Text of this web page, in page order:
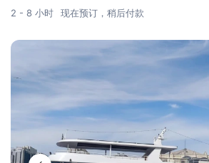
2 - 8 小时 现在预订，稍后付款